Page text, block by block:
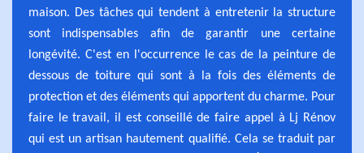
maison. Des tâches qui tendent à entretenir la structure
sont indispensables afin de garantir une certaine
longévité. C'est en l'occurrence le cas de la peinture de
dessous de toiture qui sont à la fois des éléments de
protection et des éléments qui apportent du charme. Pour
faire le travail, il est conseillé de faire appel à Lj Rénov
qui est un artisan hautement qualifié. Cela se traduit par